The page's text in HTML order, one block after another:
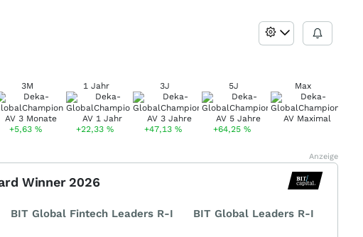
3M
+5,63%
1 Jahr
+22,33%
3J
+47,13%
5J
+64,25%
Max
Anzeige
Winner 2026
BIT Global Fintech Leaders R-I BIT Global Leaders R-I